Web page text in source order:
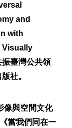
and
with
Visually
臺灣公共領
社。
像與空間文化
當我們同在一